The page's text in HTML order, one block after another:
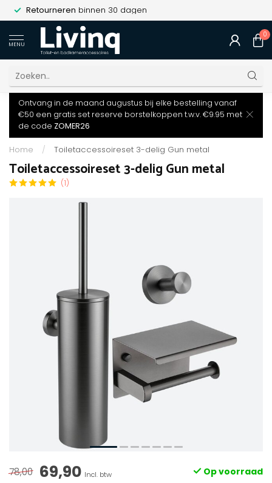
Retourneren binnen 30 dagen
MENU
0
Ontvang in de maand augustus bij elke bestelling vanaf
€50 een gratis set reserve borstelkoppen t.w.v. €9.95 met
de code ZOMER26
Home / Toiletaccessoireset 3-delig Gun metal
Toiletaccessoireset 3-delig Gun metal
(1)
78,00 69,90 Incl. btw Op voorraad